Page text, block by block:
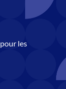
les